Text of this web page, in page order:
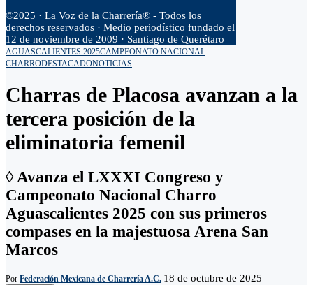
©2025 · La Voz de la Charrería® - Todos los
derechos reservados · Medio periodístico fundado el
12 de noviembre de 2009 · Santiago de Querétaro
AGUASCALIENTES 2025CAMPEONATO NACIONAL
CHARRODESTACADONOTICIAS
Charras de Placosa avanzan a la
tercera posición de la
eliminatoria femenil
◊ Avanza el LXXXI Congreso y
Campeonato Nacional Charro
Aguascalientes 2025 con sus primeros
compases en la majestuosa Arena San
Marcos
Por Federación Mexicana de Charrería A.C. 18 de octubre de 2025